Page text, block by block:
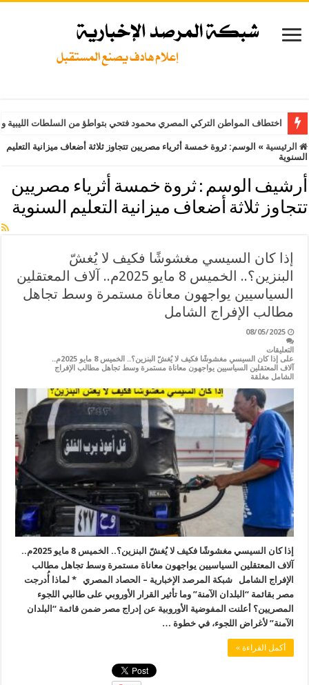
اختطاف المواطن التركي المصري محمود فتحي بتواطؤ من السلطات
الرئيسية » الوسم: ثروة خمسة أثرياء مصريين تتجاوز ثلاثة أضعاف ميزانية التعليم
السنوية
أرشيف الوسم :ثروة خمسة أثرياء مصريين
تتجاوز ثلاثة أضعاف ميزانية التعليم السنوية
إذا كان السيسي مغشوشًا فكيف لا يُغشّ
البنزين؟.. الخميس 8 مايو 2025م.. آلاف المعتقلين
السياسيين يواجهون معاناة مستمرة وسط تجاهل
مطالب الإفراج الشامل
08/05/2025
التعليقات
على إذا كان السيسي مغشوشًا فكيف لا يُغشّ البنزين؟.. الخميس 8 مايو 2025م..
آلاف المعتقلين السياسيين يواجهون معاناة مستمرة وسط تجاهل مطالب الإفراج
الشامل مغلقة
إذا كان السيسي مغشوشًا فكيف لا يُغشّ البنزين؟.. الخميس 8 مايو 2025م..
آلاف المعتقلين السياسيين يواجهون معاناة مستمرة وسط تجاهل مطالب
الإفراج الشامل شبكة المرصد الإخبارية – الحصاد المصري * لماذا أُدرجت
مصر بقائمة “البلدان الآمنة” وما تأثير القرار الأوروبي على طالبي اللجوء
المصريين؟ أعلنت المفوضية الأوروبية عن إدراج مصر ضمن قائمة “البلدان
الآمنة” لأغراض اللجوء، في خطوة …
أكمل القراءة »